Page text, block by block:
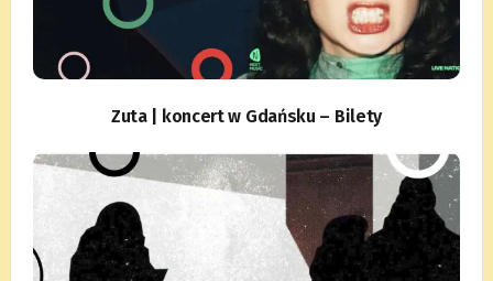
Zuta | koncert w Gdańsku – Bilety